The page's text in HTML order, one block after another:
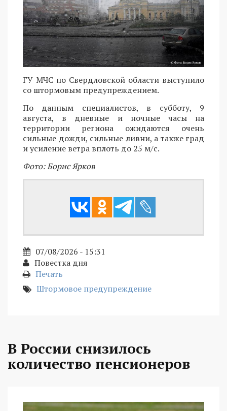
ГУ МЧС по Свердловской области выступило
со штормовым предупреждением.
По данным специалистов, в субботу, 9
августа, в дневные и ночные часы на
территории региона ожидаются очень
сильные дожди, сильные ливни, а также град
и усиление ветра вплоть до 25 м/с.
Фото: Борис Ярков
07/08/2026 - 15:31
Повестка дня
Печать
Штормовое предупреждение
В России снизилось
количество пенсионеров